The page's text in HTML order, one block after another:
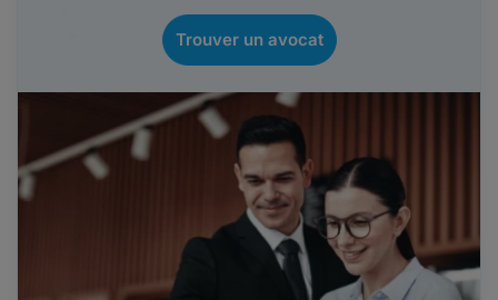
Trouver un avocat